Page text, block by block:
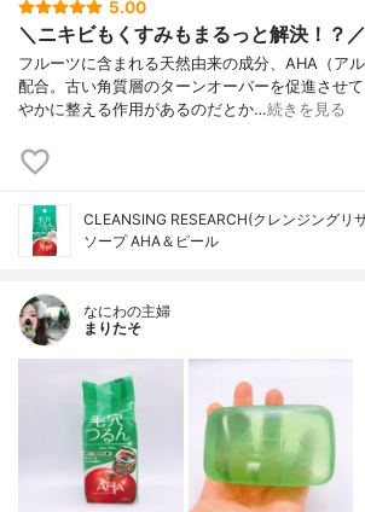
5.00
＼ニキビもくすみもまるっと解決！？／
フルーツに含まれる天然由来の成分、AHA（ア
配合。古い角質層のターンオーバーを促進させ
やかに整える作用があるのだとか…続きを見る
CLEANSING RESEARCH(クレンジングリ
ソープ AHA＆ピール
なにわの主婦
まりたそ